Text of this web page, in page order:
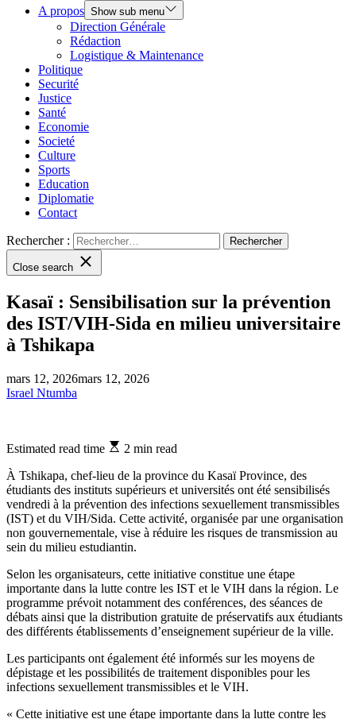
A propos Show sub menu
Direction Générale
Rédaction
Logistique & Maintenance
Politique
Securité
Justice
Santé
Economie
Societé
Culture
Sports
Education
Diplomatie
Contact
Rechercher :
Close search
Kasaï : Sensibilisation sur la prévention
des IST/VIH-Sida en milieu universitaire
à Tshikapa
mars 12, 2026mars 12, 2026
Israel Ntumba
Estimated read time
2 min read
À Tshikapa, chef-lieu de la province du Kasaï Province, des
étudiants des instituts supérieurs et universités ont été sensibilisés
vendredi à la prévention des infections sexuellement transmissibles
(IST) et du VIH/Sida. Cette activité, organisée par une organisation
non gouvernementale, vise à réduire les risques de transmission au
sein du milieu estudiantin.
Selon les organisateurs, cette initiative constitue une étape
importante dans la lutte contre les IST et le VIH dans la région. Le
programme prévoit notamment des conférences, des séances de
débats ainsi que la distribution gratuite de préservatifs aux étudiants
des différents établissements d’enseignement supérieur de la ville.
Les participants ont également été informés sur les moyens de
dépistage et les possibilités de traitement disponibles pour les
infections sexuellement transmissibles et le VIH.
« Cette initiative est une étape importante dans la lutte contre les